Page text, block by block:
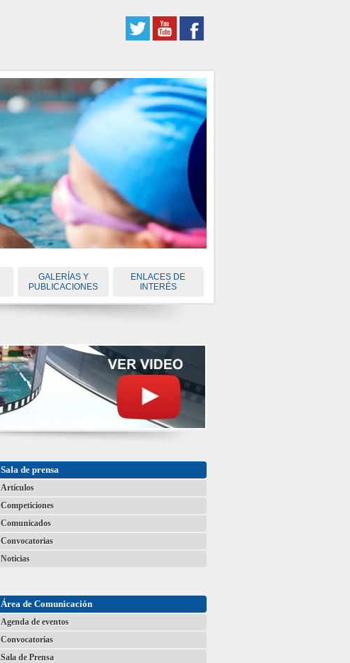
GALERÍAS Y
PUBLICACIONES
ENLACES DE
INTERÉS
Sala de prensa
Artículos
Competiciones
Comunicados
Convocatorias
Noticias
Área de Comunicación
Agenda de eventos
Convocatorias
Sala de Prensa